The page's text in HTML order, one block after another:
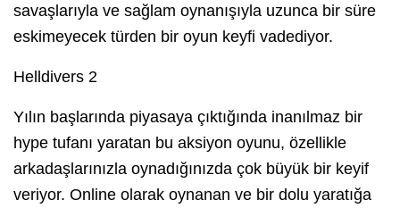
savaşlarıyla ve sağlam oynanışıyla uzunca bir süre
eskimeyecek türden bir oyun keyfi vadediyor.
Helldivers 2
Yılın başlarında piyasaya çıktığında inanılmaz bir
hype tufanı yaratan bu aksiyon oyunu, özellikle
arkadaşlarınızla oynadığınızda çok büyük bir keyif
veriyor. Online olarak oynanan ve bir dolu yaratığa